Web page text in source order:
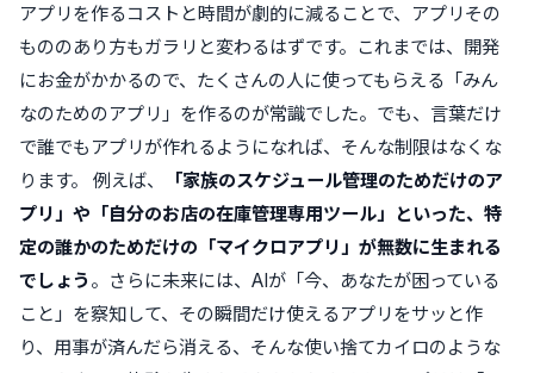
アプリを作るコストと時間が劇的に減ることで、アプリその
もののあり方もガラリと変わるはずです。これまでは、開発
にお金がかかるので、たくさんの人に使ってもらえる「みん
なのためのアプリ」を作るのが常識でした。でも、言葉だけ
で誰でもアプリが作れるようになれば、そんな制限はなくな
ります。 例えば、
「家族のスケジュール管理のためだけのア
プリ」や「自分のお店の在庫管理専用ツール」といった、特
定の誰かのためだけの「マイクロアプリ」が無数に生まれる
でしょう 。さらに未来には、AIが「今、あなたが困っている
こと」を察知して、その瞬間だけ使えるアプリをサッと作
り、用事が済んだら消える、そんな使い捨てカイロのような